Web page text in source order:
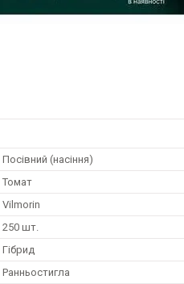
Посівний (насіння)
Томат
Vilmorin
250 шт.
Гібрид
Ранньостигла